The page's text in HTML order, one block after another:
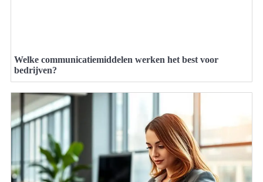
Welke communicatiemiddelen werken het best voor
bedrijven?